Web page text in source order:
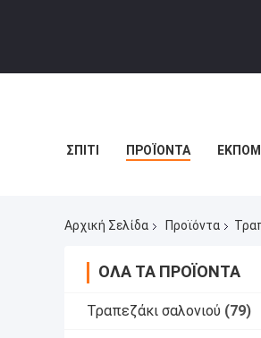
ΣΠΊΤΙ ΠΡΟΪΌΝΤΑ
Αρχική Σελίδα Προϊόντα
ΌΛΑ ΤΑ ΠΡΟΪΌΝΤΑ
Τραπεζάκι σαλονιού (79)